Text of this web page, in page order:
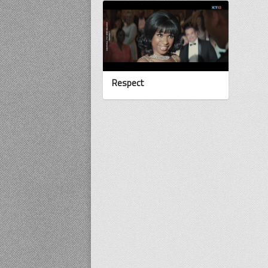
Respect